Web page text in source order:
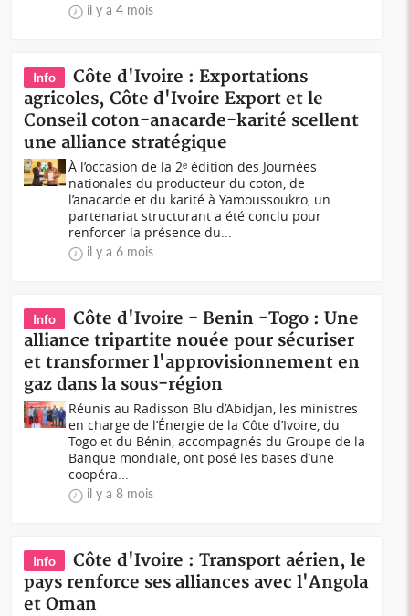
il y a 4 mois
Info
Côte d'Ivoire : Exportations
agricoles, Côte d'Ivoire Export et le
Conseil coton-anacarde-karité scellent
une alliance stratégique
À l’occasion de la 2ᵉ édition des Journées
nationales du producteur du coton, de
l’anacarde et du karité à Yamoussoukro, un
partenariat structurant a été conclu pour
renforcer la présence du...
il y a 6 mois
Info
Côte d'Ivoire - Benin -Togo : Une
alliance tripartite nouée pour sécuriser
et transformer l'approvisionnement en
gaz dans la sous-région
Réunis au Radisson Blu d’Abidjan, les ministres
en charge de l’Énergie de la Côte d’Ivoire, du
Togo et du Bénin, accompagnés du Groupe de la
Banque mondiale, ont posé les bases d’une
coopéra...
il y a 8 mois
Info
Côte d'Ivoire : Transport aérien, le
pays renforce ses alliances avec l'Angola
et Oman